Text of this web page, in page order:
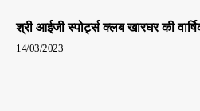
श्री आईजी स्पोर्ट्स क्लब खारघर की
14/03/2023